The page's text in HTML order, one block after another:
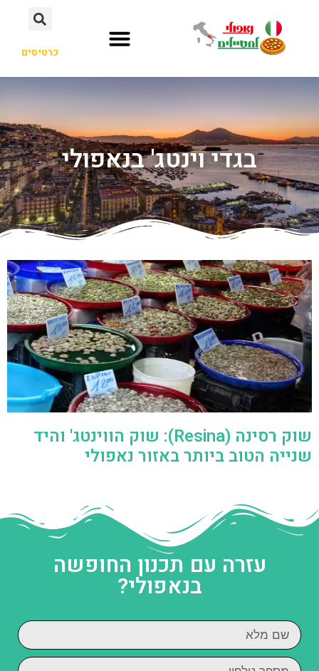
כרטיסים
בגדי וינטג' בנאפולי
שוק רסינה (Resina): שוק הווינטג' והיד
שנייה הטוב ביותר באזור נאפולי
עזרה עם תכנון החופשה
בנאפולי?